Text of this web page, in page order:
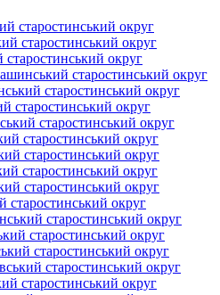
старостинський округ
старостинський округ
старостинський округ
старостинський округ
старостинський округ
старостинський округ
старостинський округ
старостинський округ
старостинський округ
старостинський округ
старостинський округ
старостинський округ
старостинський округ
старостинський округ
старостинський округ
старостинський округ
старостинський округ